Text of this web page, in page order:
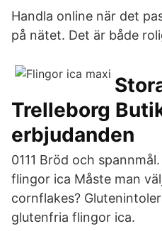
Handla online när det
på nätet. Det är både
Trelleborg
erbjudanden
0111 Bröd och
flingor ica Måste man
cornflakes?
glutenfria flingor ica.